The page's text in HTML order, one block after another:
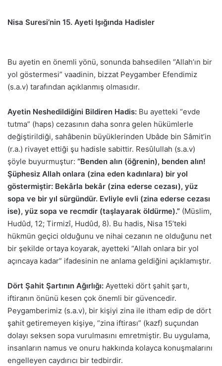
Nisa Suresi’nin 15. Ayeti Işığında Hadisler
Bu ayetin en önemli yönü, sonunda bahsedilen “Allah’ın bir
yol göstermesi” vaadinin, bizzat Peygamber Efendimiz
(s.a.v) tarafından açıklanmış olmasıdır.
Ayetin Neshedildiğini Bildiren Hadis: Bu ayetteki “evde
tutma” (haps) cezasının daha sonra gelen hükümlerle
değiştirildiği, sahâbenin büyüklerinden Ubâde bin Sâmit’in
(r.a.) rivayet ettiği şu hadisle sabittir. Resûlullah (s.a.v)
şöyle buyurmuştur: “Benden alın (öğrenin), benden alın!
Şüphesiz Allah onlara (zina eden kadınlara) bir yol
göstermiştir: Bekârla bekâr (zina ederse cezası), yüz
sopa ve bir yıl sürgündür. Evliyle evli (zina ederse cezası
ise), yüz sopa ve recmdir (taşlayarak öldürme).” (Müslim,
Hudûd, 12; Tirmizî, Hudûd, 8). Bu hadis, Nisa 15’teki
hükmün geçici olduğunu ve nihai cezanın ne olduğunu net
bir şekilde ortaya koyarak, ayetteki “Allah onlara bir yol
açıncaya kadar” ifadesinin ne anlama geldiğini açıklamıştır.
Dört Şahit Şartının Ağırlığı: Ayetteki dört şahit şartı,
iftiranın önünü kesen çok önemli bir güvencedir.
Peygamberimiz (s.a.v), bir kişiyi zina ile itham edip de dört
şahit getiremeyen kişiye, “zina iftirası” (kazf) suçundan
dolayı seksen sopa vurulmasını emretmiştir. Bu uygulama,
insanların namus ve onuru hakkında kolayca konuşmalarını
engelleyen caydırıcı bir tedbirdir.